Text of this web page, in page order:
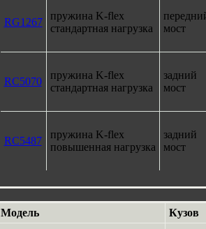
RG1267
пружина K-flex
стандартная нагрузка
мост
RC5070
пружина K-flex
стандартная нагрузка
задний
мост
RC5487
пружина K-flex
повышенная нагрузка
задний
мост
Модель Кузов